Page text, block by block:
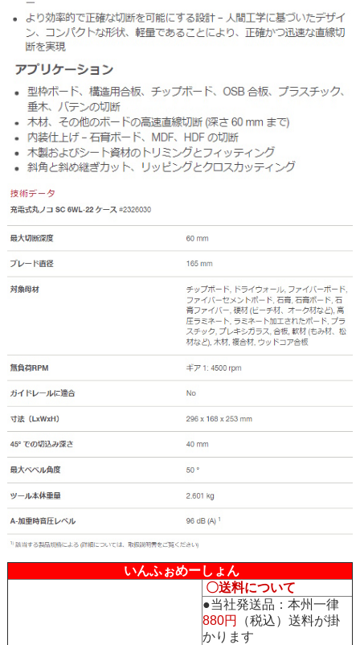
いんふぉめーしょん
〇送料について
●当社発送品：本州一律
880円
（税込）送料が掛
かります